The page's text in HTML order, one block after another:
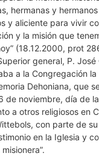
hermanas y
y aliciente para vivir
y la misión que
(18.12.2000, prot
general, P. José
a la Congregación
Dehoniana, que
de noviembre, día de
a otros religiosos en
con parte de
en la Iglesia y